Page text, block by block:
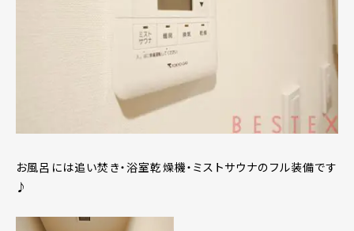
お風呂には追い焚き・浴室乾燥機・ミストサウナのフル装備です
♪